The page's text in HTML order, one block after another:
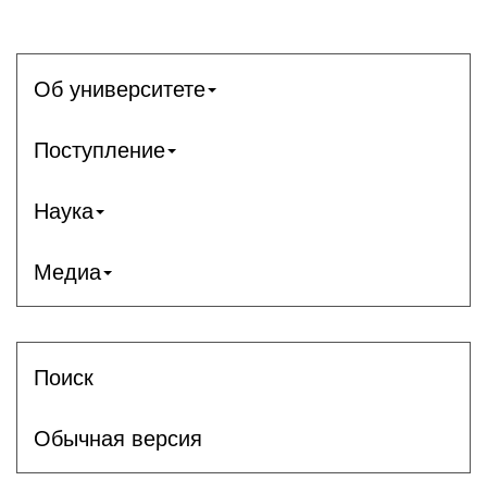
Об университете
Поступление
Наука
Медиа
Поиск
Обычная версия